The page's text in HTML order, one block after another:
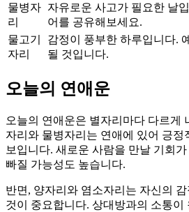
물병자
리
자유로운 사고가 필요한 날
어를 공유해보세요.
물고기
자리
감정이 풍부한 하루입니다.
될 것입니다.
오늘의 연애운
오늘의 연애운은 별자리마다 다르게
자리와 물병자리는 연애에 있어 긍정
보입니다. 새로운 사람을 만날 기회
빠질 가능성도 높습니다.
반면, 양자리와 염소자리는 자신의
것이 중요합니다. 상대방과의 소통